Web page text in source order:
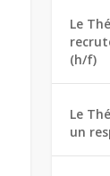
Le
(h/f)
Le
un